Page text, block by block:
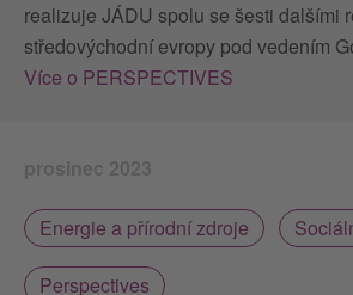
realizuje JÁDU spolu se šesti dalšími
středovýchodní evropy pod vedením
Více o PERSPECTIVES
prosinec 2023
Energie a přírodní zdroje
Perspectives